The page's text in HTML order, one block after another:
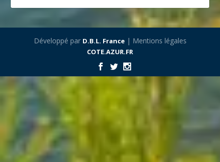
Développé par D.B.L. France| Mentions légales
COTE.AZUR.FR